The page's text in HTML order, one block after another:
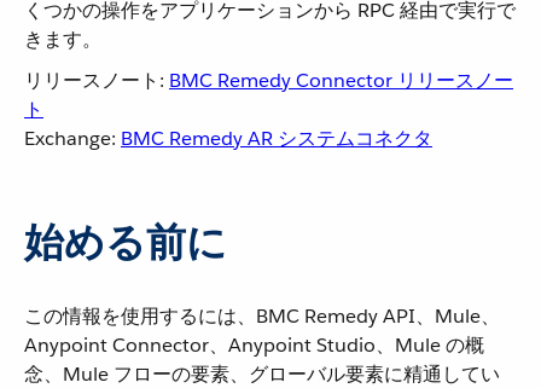
くつかの操作をアプリケーションから RPC 経由で実行で
きます。
リリースノート: BMC Remedy Connector リリースノー
ト
Exchange: BMC Remedy AR システムコネクタ
始める前に
この情報を使用するには、BMC Remedy API、Mule、
Anypoint Connector、Anypoint Studio、Mule の概
念、Mule フローの要素、グローバル要素に精通してい